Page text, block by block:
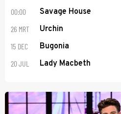
00:00 Savage House
26 MRT Urchin
15 DEC Bugonia
20 JUL Lady Macbeth